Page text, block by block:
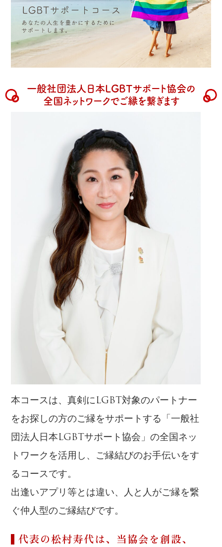
一般社団法人日本LGBTサポート協会の
全国ネットワークでご縁を繋ぎます
本コースは、真剣にLGBT対象のパートナー
をお探しの方のご縁をサポートする「一般社
団法人日本LGBTサポート協会」の全国ネッ
トワークを活用し、ご縁結びのお手伝いをす
るコースです。
出逢いアプリ等とは違い、人と人がご縁を繋
ぐ仲人型のご縁結びです。
代表の松村寿代は、当協会を創設、